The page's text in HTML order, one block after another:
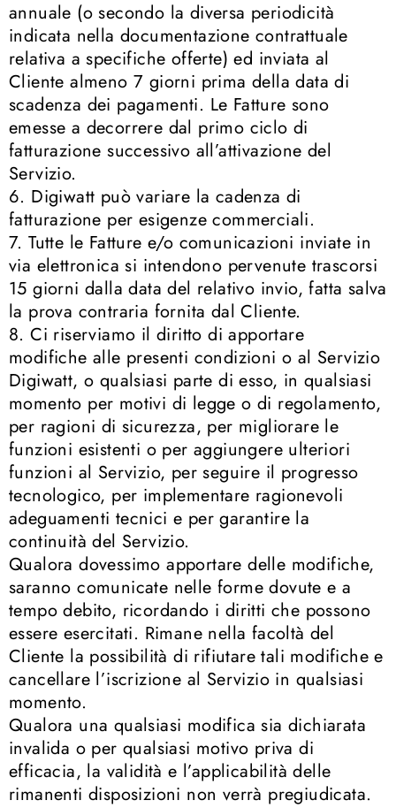
annuale (o secondo la diversa periodicità
indicata nella documentazione contrattuale
relativa a specifiche offerte) ed inviata al
Cliente almeno 7 giorni prima della data di
scadenza dei pagamenti. Le Fatture sono
emesse a decorrere dal primo ciclo di
fatturazione successivo all’attivazione del
Servizio.
6. Digiwatt può variare la cadenza di
fatturazione per esigenze commerciali.
7. Tutte le Fatture e/o comunicazioni inviate in
via elettronica si intendono pervenute trascorsi
15 giorni dalla data del relativo invio, fatta salva
la prova contraria fornita dal Cliente.
8. Ci riserviamo il diritto di apportare
modifiche alle presenti condizioni o al Servizio
Digiwatt, o qualsiasi parte di esso, in qualsiasi
momento per motivi di legge o di regolamento,
per ragioni di sicurezza, per migliorare le
funzioni esistenti o per aggiungere ulteriori
funzioni al Servizio, per seguire il progresso
tecnologico, per implementare ragionevoli
adeguamenti tecnici e per garantire la
continuità del Servizio.
Qualora dovessimo apportare delle modifiche,
saranno comunicate nelle forme dovute e a
tempo debito, ricordando i diritti che possono
essere esercitati. Rimane nella facoltà del
Cliente la possibilità di rifiutare tali modifiche e
cancellare l’iscrizione al Servizio in qualsiasi
momento.
Qualora una qualsiasi modifica sia dichiarata
invalida o per qualsiasi motivo priva di
efficacia, la validità e l’applicabilità delle
rimanenti disposizioni non verrà pregiudicata.